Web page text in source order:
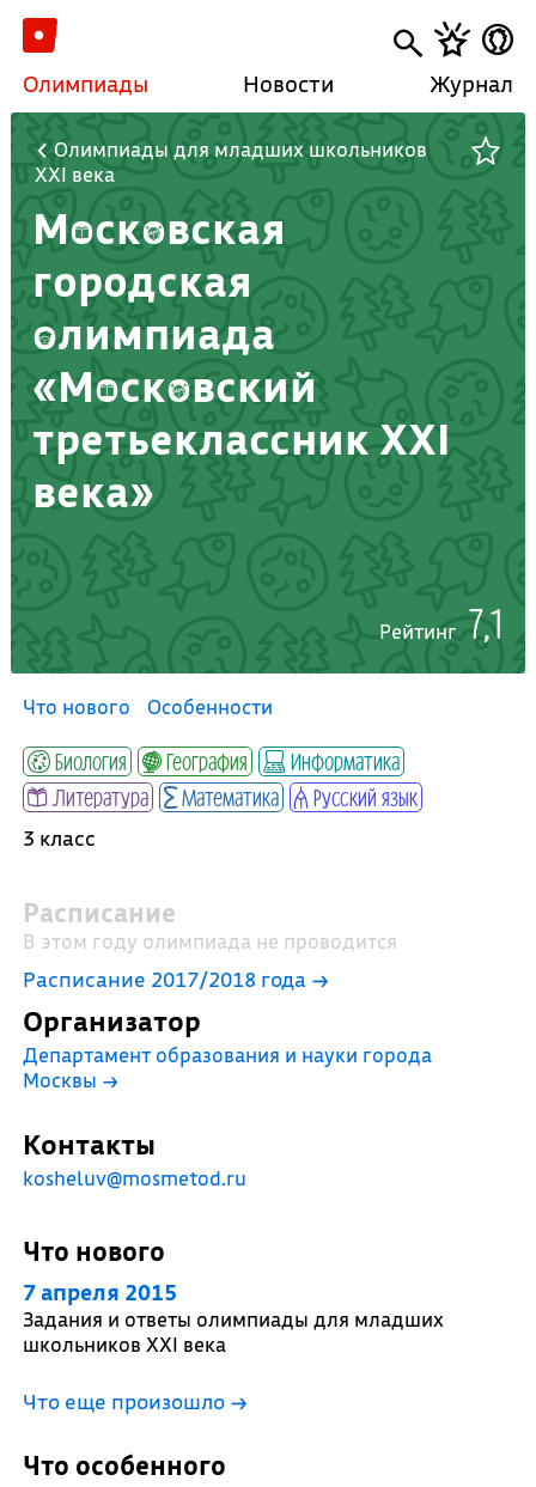
Олимпиады Новости Журнал
Олимпиады для младших школьников
XXI века
Московская
городская
олимпиада
«Московский
третьеклассник XXI
века»
Рейтинг 7,1
Что нового Особенности
Биология География
Информатика
Литература
Математика Русский язык
3 класс
Расписание
В этом году олимпиада не проводится
Расписание 2017/2018 года →
Организатор
Департамент образования и науки города
Москвы →
Контакты
kosheluv@mosmetod.ru
Что нового
7 апреля 2015
Задания и ответы олимпиады для младших
школьников XXI века
Что еще произошло →
Что особенного